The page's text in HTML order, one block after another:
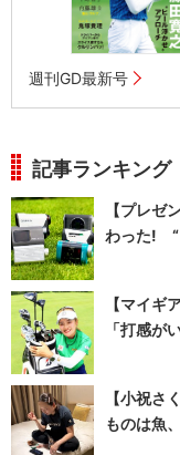
週刊GD最新号
記事ランキング
【プレゼ
わった! “
【マイ
「打感が
【小祝
ものは魚